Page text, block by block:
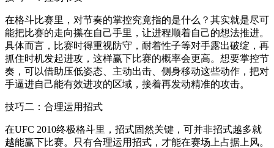
在格斗比赛里，对节奏的掌控究竟指的是什么？其实就是尽可
能把比赛的走向攥在自己手里，让进程顺着自己的想法推进。
具体而言，比赛时得重视防守，耐着性子等对手露出破绽，再
抓住时机发起进攻，这样赢下比赛的概率会更高。想要掌控节
奏，可以借助压低姿态、主动出击、侧身移动这些动作，把对
手逼进自己能有效进攻的区域，接着再发动精准的攻击。
技巧二：合理运用招式
在UFC 2010终极格斗里，招式固然关键，可并非招式越多就
越能赢下比赛。只有合理运用招式，才能在赛场上占据上风。